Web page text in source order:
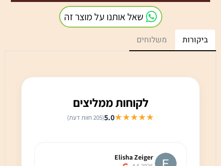
שאל אותנו על מוצר זה
ביקורות משלוחים
לקוחות ממליצים
★★★★★
5.0(205 חוות דעת)
Elisha Zeiger